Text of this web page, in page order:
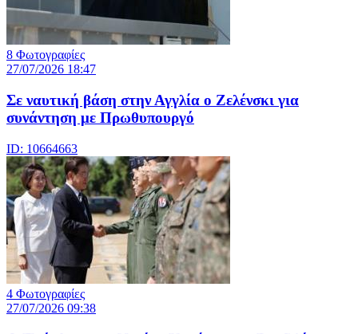
8 Φωτογραφίες
27/07/2026 18:47
Σε ναυτική βάση στην Αγγλία ο Ζελένσκι για
συνάντηση με Πρωθυπουργό
ID: 10664663
4 Φωτογραφίες
27/07/2026 09:38